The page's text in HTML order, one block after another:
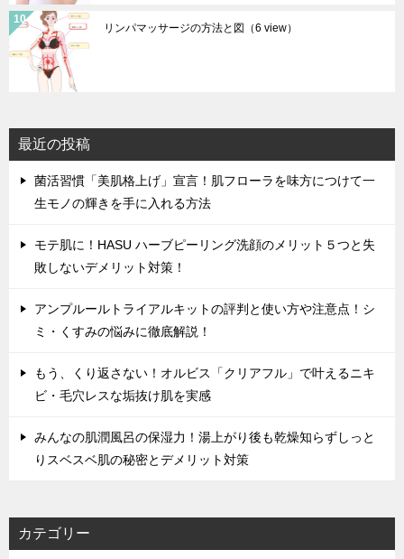
リンパマッサージの方法と図 （6 view）
最近の投稿
菌活習慣「美肌格上げ」宣言！肌フローラを味方につけて一
生モノの輝きを手に入れる方法
モテ肌に！HASU ハーブピーリング洗顔のメリット５つと失
敗しないデメリット対策！
アンプルールトライアルキットの評判と使い方や注意点！シ
ミ・くすみの悩みに徹底解説！
もう、くり返さない！オルビス「クリアフル」で叶えるニキ
ビ・毛穴レスな垢抜け肌を実感
みんなの肌潤風呂の保湿力！湯上がり後も乾燥知らずしっと
りスベスベ肌の秘密とデメリット対策
カテゴリー